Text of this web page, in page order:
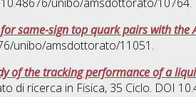
same-sign top quark pairs with the
unibo/amsdottorato/11051.
of the tracking performance of a
di ricerca in Fisica, 35 Ciclo. DOI